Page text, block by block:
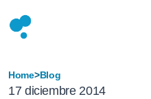
Home>Blog
17 diciembre 2014